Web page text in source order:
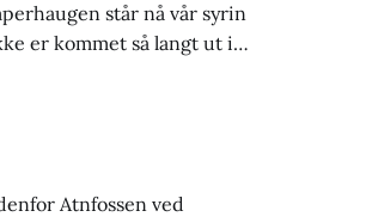
står nå vår syrin
er kommet så langt ut i
i august. Så dette
Atnfossen ved